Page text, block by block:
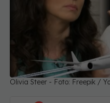
Olivia Steer - Foto: Freepik /